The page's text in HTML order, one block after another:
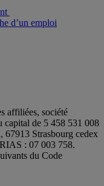
d’un emploi
affiliées, société
capital de 5 458 531 008
67913 Strasbourg cedex
: 07 003 758.
du Code